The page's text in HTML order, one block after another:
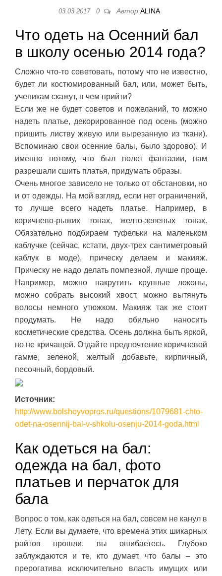
03.03.2017 0 Автор ALINA
Что одеть на Осенний бал
в школу осенью 2014 года?
Сложно что-то советовать, потому что не известно,
будет ли костюмированный бал, или, может быть,
ученикам скажут, в чем прийти?
Если же не будет советов и пожеланий, то можно
надеть платье, декорированное под осень (можно
пришить листву живую или вырезанную из ткани).
Вспоминаю свои осенние балы, было здорово). И
именно потому, что был полет фантазии, нам
разрешали сшить платья, придумать образы.
Очень многое зависело не только от обстановки, но
и от одежды. На мой взгляд, если нет ограничений,
то лучше всего надеть платье. Например, в
коричнево-рыжих тонах, желто-зеленых тонах.
Обязательно подбираем туфельки на маленьком
каблучке (сейчас, кстати, двух-трех сантиметровый
каблук в моде), прическу делаем и макияж.
Прическу не надо делать помпезной, лучше проще.
Например, можно накрутить крупные локоны,
можно собрать высокий хвост, можно вытянуть
волосы немного утюжком. Макияж так же стоит
продумать. Не надо обильно наносить
косметические средства. Осень должна быть яркой,
но не кричащей. Отдайте предпочтение коричневой
гамме, зеленой, желтый добавьте, кирпичный,
песочный, бордовый.
Источник:
http://www.bolshoyvopros.ru/questions/1079681-chto-
odet-na-osennij-bal-v-shkolu-osenju-2014-goda.html
Как одеться на бал:
одежда на бал, фото
платьев и перчаток для
бала
Вопрос о том, как одеться на бал, совсем не канул в
Лету. Если вы думаете, что времена этих шикарных
райтов прошли, вы ошибаетесь. Глубоко
заблуждаются и те, кто думает, что балы – это
прерогатива исключительно власть имущих или